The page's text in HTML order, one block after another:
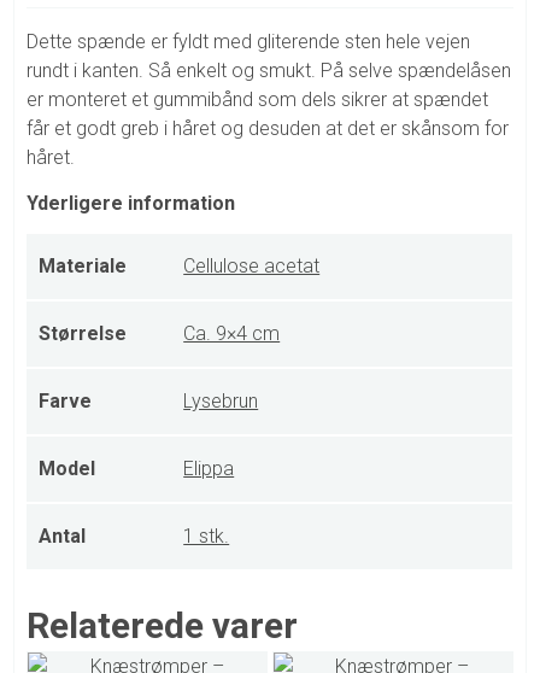
Dette spænde er fyldt med gliterende sten hele vejen
rundt i kanten. Så enkelt og smukt. På selve spændelåsen
er monteret et gummibånd som dels sikrer at spændet
får et godt greb i håret og desuden at det er skånsom for
håret.
Yderligere information
Materiale Cellulose acetat
Størrelse Ca. 9×4 cm
Farve Lysebrun
Model Elippa
Antal 1 stk.
Relaterede varer